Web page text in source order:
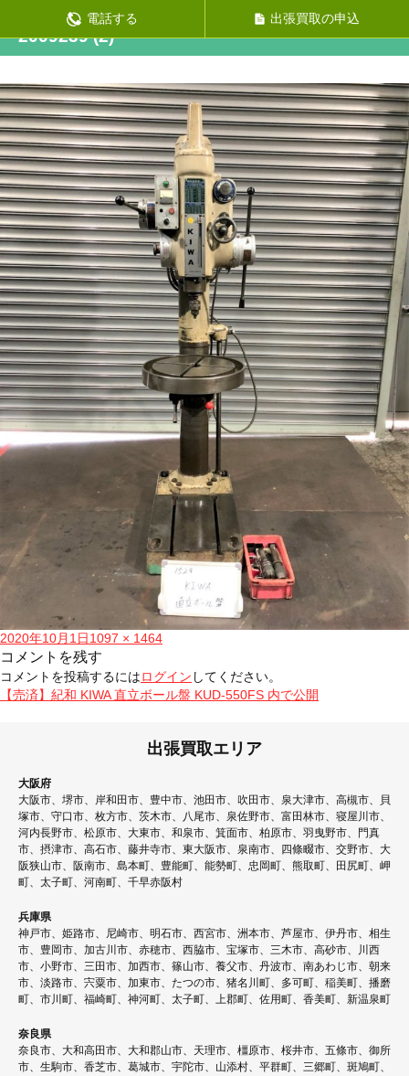
電話する 出張買取の申込
2009239 (2)
投
稿
日:
2020年10月1日フ
ル
サ
イ
1097 × 1464
コメントを残す
コメントを投稿するにはログイン してください。
投
ゲ
シ
ョ
【売済】紀和 KIWA 直立ボール盤 KUD-550FS 内で公開
出張買取エリア
大阪府
大阪市、堺市、岸和田市、豊中市、池田市、吹田市、泉大津市、高槻市、貝
塚市、守口市、枚方市、茨木市、八尾市、泉佐野市、富田林市、寝屋川市、
河内長野市、松原市、大東市、和泉市、箕面市、柏原市、羽曳野市、門真
市、摂津市、高石市、藤井寺市、東大阪市、泉南市、四條畷市、交野市、大
阪狭山市、阪南市、島本町、豊能町、能勢町、忠岡町、熊取町、田尻町、岬
町、太子町、河南町、千早赤阪村
兵庫県
神戸市、姫路市、尼崎市、明石市、西宮市、洲本市、芦屋市、伊丹市、相生
市、豊岡市、加古川市、赤穂市、西脇市、宝塚市、三木市、高砂市、川西
市、小野市、三田市、加西市、篠山市、養父市、丹波市、南あわじ市、朝来
市、淡路市、宍粟市、加東市、たつの市、猪名川町、多可町、稲美町、播磨
町、市川町、福崎町、神河町、太子町、上郡町、佐用町、香美町、新温泉町
奈良県
奈良市、大和高田市、大和郡山市、天理市、橿原市、桜井市、五條市、御所
市、生駒市、香芝市、葛城市、宇陀市、山添村、平群町、三郷町、斑鳩町、